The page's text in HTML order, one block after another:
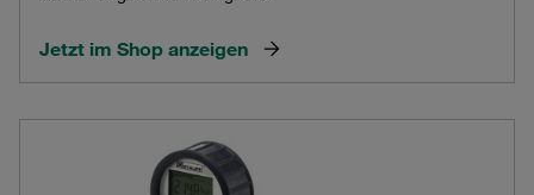
Jetzt im Shop anzeigen